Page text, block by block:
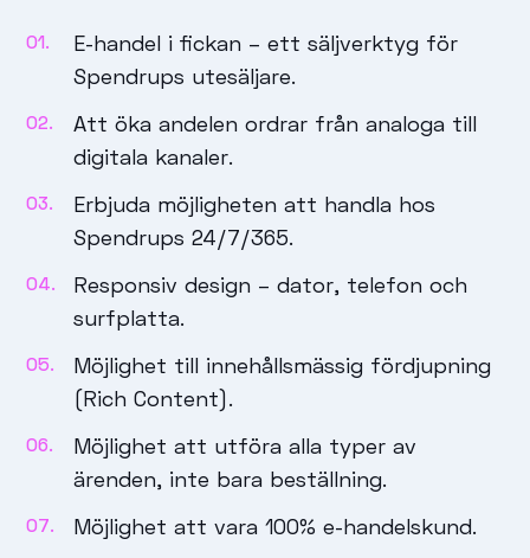
E-handel i fickan – ett säljverktyg för
Spendrups utesäljare.
Att öka andelen ordrar från analoga till
digitala kanaler.
Erbjuda möjligheten att handla hos
Spendrups 24/7/365.
Responsiv design – dator, telefon och
surfplatta.
Möjlighet till innehållsmässig fördjupning
(Rich Content).
Möjlighet att utföra alla typer av
ärenden, inte bara beställning.
Möjlighet att vara 100% e-handelskund.